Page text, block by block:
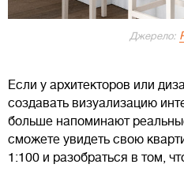
Джерело:
Если у архитекторов или
создавать визуализацию
больше напоминают
сможете увидеть свою
1:100 и разобраться в том,